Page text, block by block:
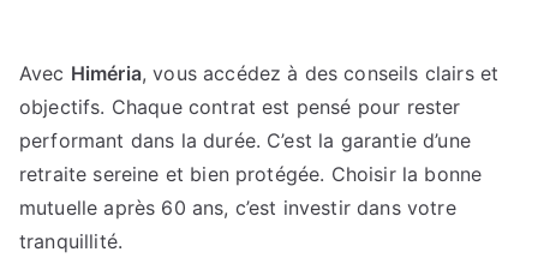
Avec Himéria, vous accédez à des conseils clairs et
objectifs. Chaque contrat est pensé pour rester
performant dans la durée. C’est la garantie d’une
retraite sereine et bien protégée. Choisir la bonne
mutuelle après 60 ans, c’est investir dans votre
tranquillité.